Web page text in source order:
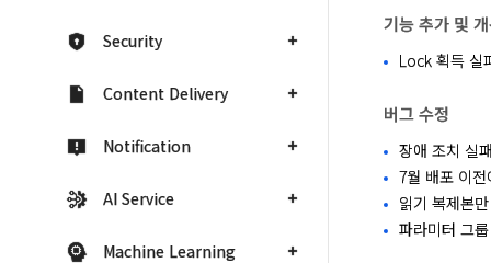
Security
Content Delivery
Notification
AI Service
Machine Learning
기능 추가 및
Lock 획득 실
버그 수정
장애 조치 실
7월 배포 이
읽기 복제본
파라미터 그